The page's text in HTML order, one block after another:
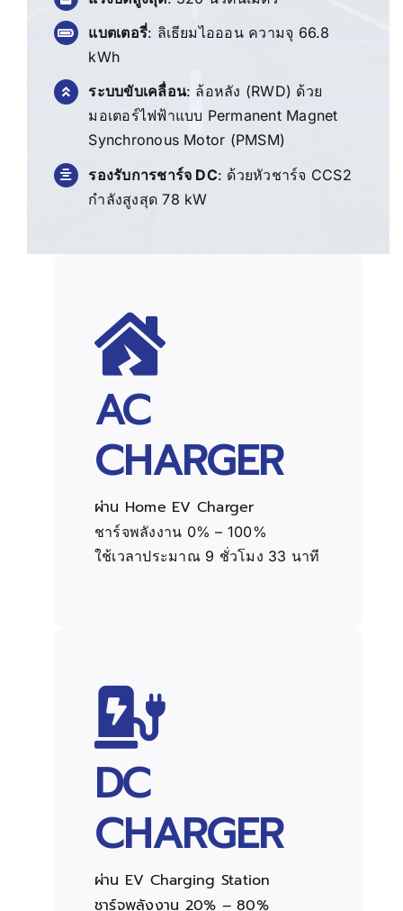
แบตเตอรี่: ลิเธียมไอออน ความจุ 66.8
kWh
ระบบขับเคลื่อน: ล้อหลัง (RWD) ด้วย
มอเตอร์ไฟฟ้าแบบ Permanent Magnet
Synchronous Motor (PMSM)
รองรับการชาร์จ DC: ด้วยหัวชาร์จ CCS2
กำลังสูงสุด 78 kW
AC
CHARGER
ผ่าน Home EV Charger
ชาร์จพลังงาน 0% – 100%
ใช้เวลาประมาณ 9 ชั่วโมง 33 นาที
DC
CHARGER
ผ่าน EV Charging Station
ชาร์จพลังงาน 20% – 80%